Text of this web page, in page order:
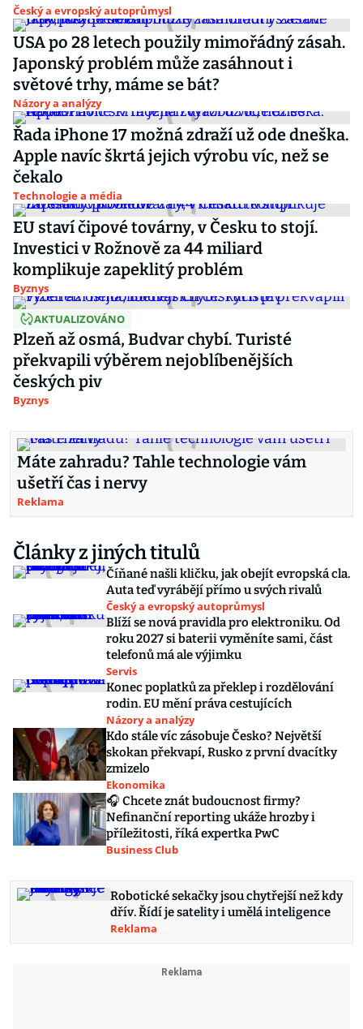
Český a evropský autoprůmysl
USA po 28 letech použily mimořádný zásah.
Japonský problém může zasáhnout i
světové trhy, máme se bát?
Názory a analýzy
Řada iPhone 17 možná zdraží už ode dneška.
Apple navíc škrtá jejich výrobu víc, než se
čekalo
Technologie a média
EU staví čipové továrny, v Česku to stojí.
Investici v Rožnově za 44 miliard
komplikuje zapeklitý problém
Byznys
AKTUALIZOVÁNO
Plzeň až osmá, Budvar chybí. Turisté
překvapili výběrem nejoblíbenějších
českých piv
Byznys
Máte zahradu? Tahle technologie vám
ušetří čas i nervy
Reklama
Články z jiných titulů
Číňané našli kličku, jak obejít evropská cla.
Auta teď vyrábějí přímo u svých rivalů
Český a evropský autoprůmysl
Blíží se nová pravidla pro elektroniku. Od
roku 2027 si baterii vyměníte sami, část
telefonů má ale výjimku
Servis
Konec poplatků za překlep i rozdělování
rodin. EU mění práva cestujících
Názory a analýzy
Kdo stále víc zásobuje Česko? Největší
skokan překvapí, Rusko z první dvacítky
zmizelo
Ekonomika
🎧 Chcete znát budoucnost firmy?
Nefinanční reporting ukáže hrozby i
příležitosti, říká expertka PwC
Business Club
Robotické sekačky jsou chytřejší než kdy
dřív. Řídí je satelity i umělá inteligence
Reklama